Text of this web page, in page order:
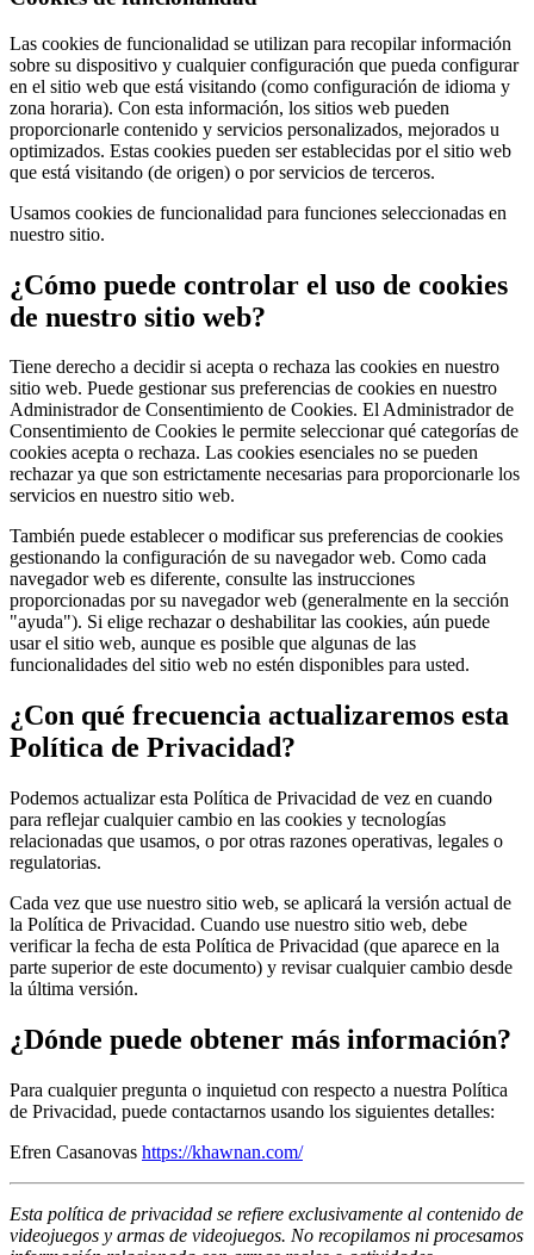
Las cookies de funcionalidad se utilizan para recopilar información
sobre su dispositivo y cualquier configuración que pueda configurar
en el sitio web que está visitando (como configuración de idioma y
zona horaria). Con esta información, los sitios web pueden
proporcionarle contenido y servicios personalizados, mejorados u
optimizados. Estas cookies pueden ser establecidas por el sitio web
que está visitando (de origen) o por servicios de terceros.
Usamos cookies de funcionalidad para funciones seleccionadas en
nuestro sitio.
¿Cómo puede controlar el uso de cookies
de nuestro sitio web?
Tiene derecho a decidir si acepta o rechaza las cookies en nuestro
sitio web. Puede gestionar sus preferencias de cookies en nuestro
Administrador de Consentimiento de Cookies. El Administrador de
Consentimiento de Cookies le permite seleccionar qué categorías de
cookies acepta o rechaza. Las cookies esenciales no se pueden
rechazar ya que son estrictamente necesarias para proporcionarle los
servicios en nuestro sitio web.
También puede establecer o modificar sus preferencias de cookies
gestionando la configuración de su navegador web. Como cada
navegador web es diferente, consulte las instrucciones
proporcionadas por su navegador web (generalmente en la sección
"ayuda"). Si elige rechazar o deshabilitar las cookies, aún puede
usar el sitio web, aunque es posible que algunas de las
funcionalidades del sitio web no estén disponibles para usted.
¿Con qué frecuencia actualizaremos esta
Política de Privacidad?
Podemos actualizar esta Política de Privacidad de vez en cuando
para reflejar cualquier cambio en las cookies y tecnologías
relacionadas que usamos, o por otras razones operativas, legales o
regulatorias.
Cada vez que use nuestro sitio web, se aplicará la versión actual de
la Política de Privacidad. Cuando use nuestro sitio web, debe
verificar la fecha de esta Política de Privacidad (que aparece en la
parte superior de este documento) y revisar cualquier cambio desde
la última versión.
¿Dónde puede obtener más información?
Para cualquier pregunta o inquietud con respecto a nuestra Política
de Privacidad, puede contactarnos usando los siguientes detalles:
Efren Casanovas https://khawnan.com/
Esta política de privacidad se refiere exclusivamente al contenido de
videojuegos y armas de videojuegos. No recopilamos ni procesamos